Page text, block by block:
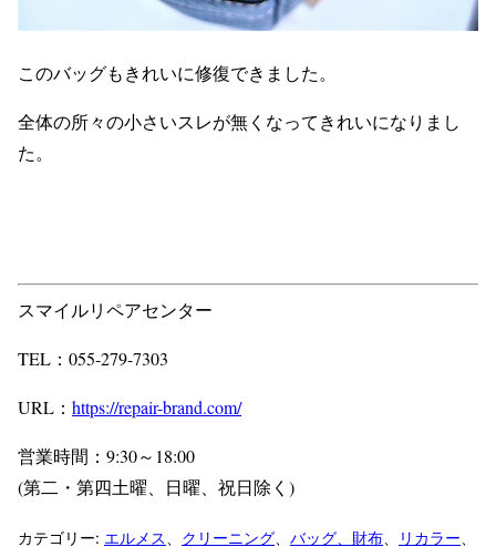
このバッグもきれいに修復できました。
全体の所々の小さいスレが無くなってきれいになりまし
た。
スマイルリペアセンター
TEL：055-279-7303
URL： https://repair-brand.com/
営業時間：9:30～18:00
(第二・第四土曜、日曜、祝日除く)
カテゴリー: エルメス クリーニング バッグ、財布 リカラー